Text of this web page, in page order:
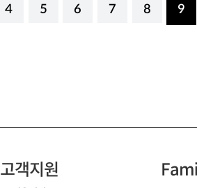
4 5 6 7 8 9
고객지원